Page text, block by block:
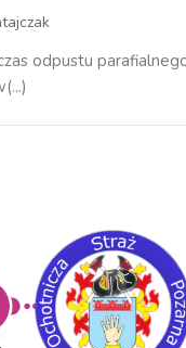
odpustu